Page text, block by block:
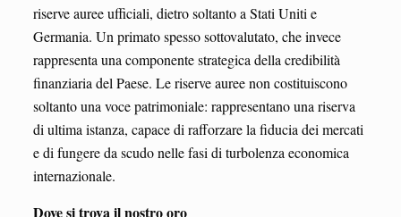
riserve auree ufficiali, dietro soltanto a Stati Uniti e
Germania. Un primato spesso sottovalutato, che invece
rappresenta una componente strategica della credibilità
finanziaria del Paese. Le riserve auree non costituiscono
soltanto una voce patrimoniale: rappresentano una riserva
di ultima istanza, capace di rafforzare la fiducia dei mercati
e di fungere da scudo nelle fasi di turbolenza economica
internazionale.
Dove si trova il nostro oro